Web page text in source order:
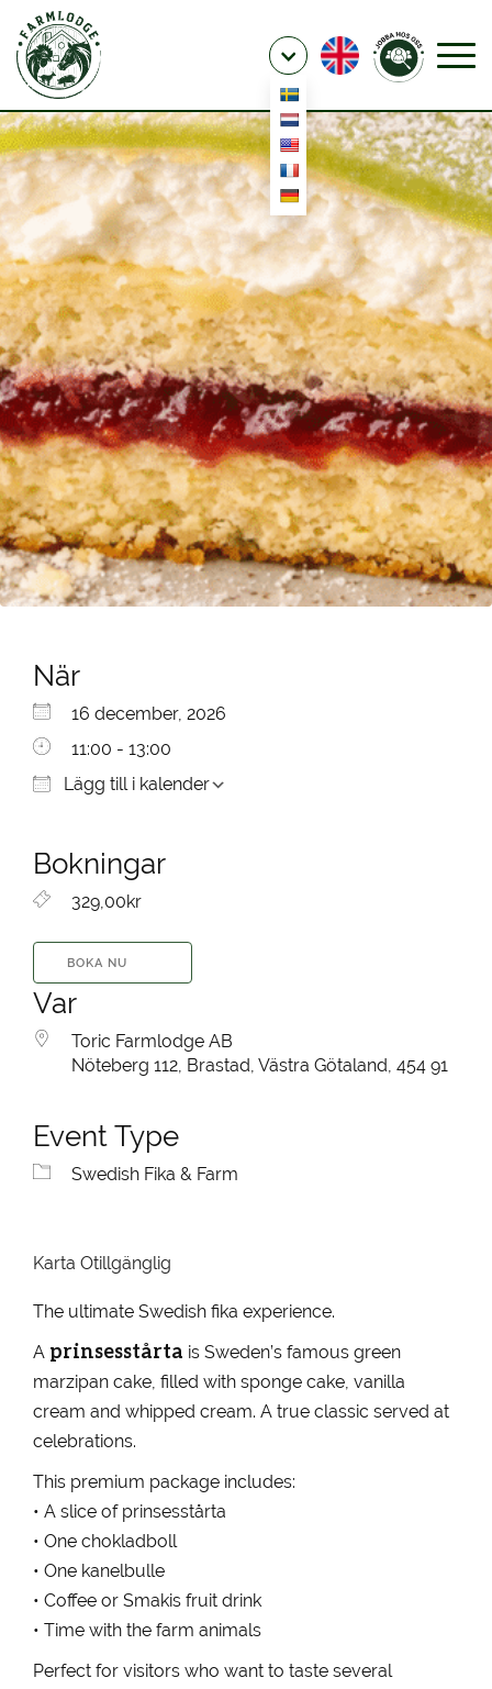
När
16 december, 2026
11:00 - 13:00
Lägg till i kalender
Ladda ner ICS
Bokningar
329,00kr
BOKA NU
Var
Toric Farmlodge AB
Nöteberg 112, Brastad, Västra Götaland, 454 91
Event Type
Swedish Fika & Farm
Karta Otillgänglig
The ultimate Swedish fika experience.
A prinsesstårta is Sweden’s famous green
marzipan cake, filled with sponge cake, vanilla
cream and whipped cream. A true classic served at
celebrations.
This premium package includes:
• A slice of prinsesstårta
• One chokladboll
• One kanelbulle
• Coffee or Smakis fruit drink
• Time with the farm animals
Perfect for visitors who want to taste several